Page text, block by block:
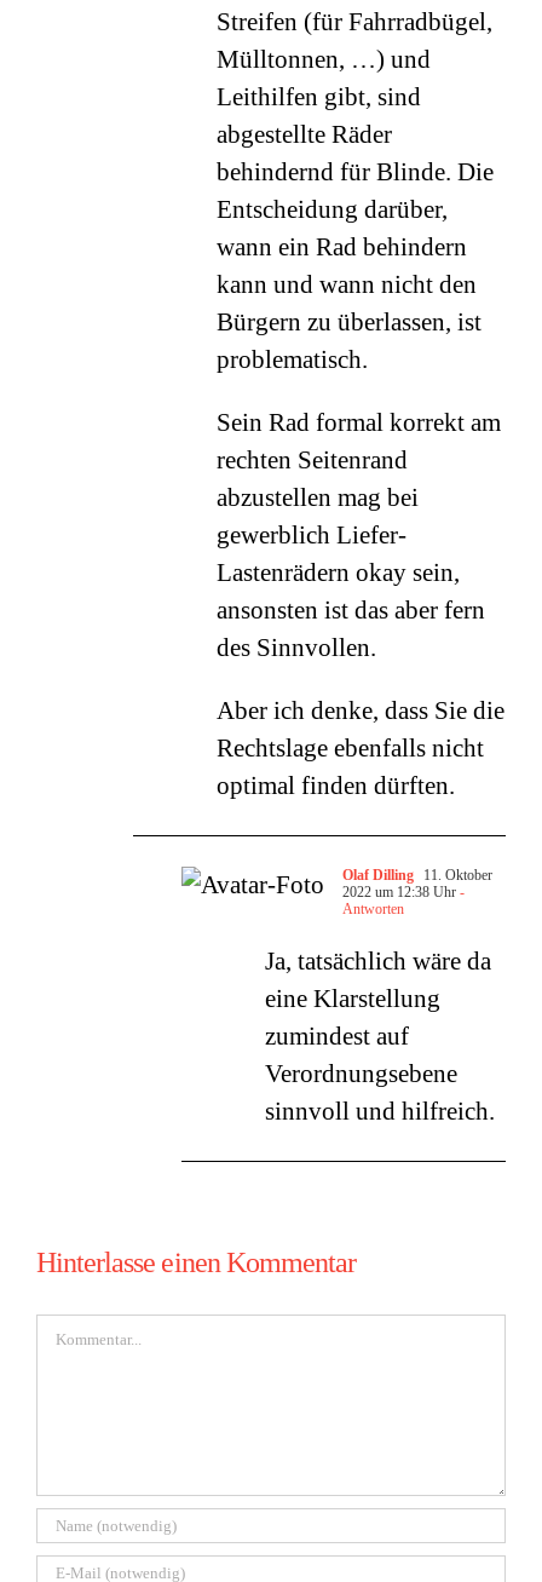
Streifen (für Fahrradbügel,
Mülltonnen, …) und
Leithilfen gibt, sind
abgestellte Räder
behindernd für Blinde. Die
Entscheidung darüber,
wann ein Rad behindern
kann und wann nicht den
Bürgern zu überlassen, ist
problematisch.
Sein Rad formal korrekt am
rechten Seitenrand
abzustellen mag bei
gewerblich Liefer-
Lastenrädern okay sein,
ansonsten ist das aber fern
des Sinnvollen.
Aber ich denke, dass Sie die
Rechtslage ebenfalls nicht
optimal finden dürften.
Olaf Dilling
11. Oktober
2022 um 12:38 Uhr -
Antworten
Ja, tatsächlich wäre da
eine Klarstellung
zumindest auf
Verordnungsebene
sinnvoll und hilfreich.
Hinterlasse einen Kommentar
Kommentar